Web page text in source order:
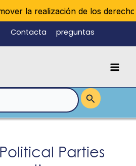
la realización de los
Contacta preguntas
Parties